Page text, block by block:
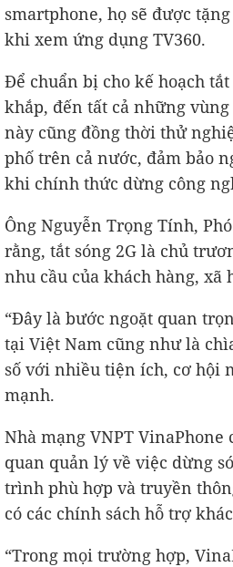
smartphone, họ sẽ được
khi xem ứng dụng TV360.
Để chuẩn bị cho kế hoạch
khắp, đến tất cả những
này cũng đồng thời thử
phố trên cả nước, đảm bảo
khi chính thức dừng công
Ông Nguyễn Trọng Tính,
rằng, tắt sóng 2G là chủ
nhu cầu của khách hàng,
“Đây là bước ngoặt quan
tại Việt Nam cũng như là
số với nhiều tiện ích, cơ hội
mạnh.
Nhà mạng VNPT VinaPhone
quan quản lý về việc dừng
trình phù hợp và truyền
có các chính sách hỗ trợ
“Trong mọi trường hợp,